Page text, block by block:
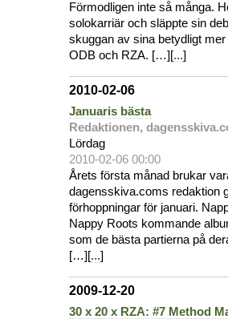
Förmodligen inte så många.
solokarriär och släppte sin
skuggan av sina betydligt
ODB och RZA. […][...]
2010-02-06
Januaris bästa
Redaktionen,
Lördag
2010-02-06 00:00
Årets första månad brukar
dagensskiva.coms redaktion
förhoppningar för januari.
Nappy Roots kommande
som de bästa partierna på
[…][...]
2009-12-20
30 x 20 x RZA: #7 Method